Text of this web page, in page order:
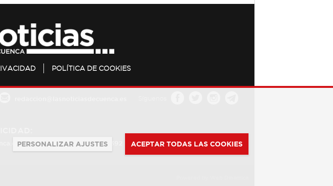
POLÍTICA DE COOKIES
684 126 573 / 670 726 392
PERSONALIZAR AJUSTES ACEPTAR TODAS LAS COOKIES